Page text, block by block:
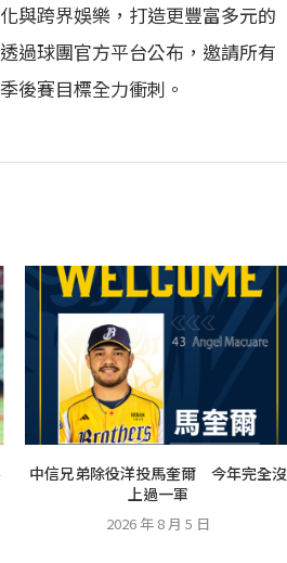
與跨界娛樂，打造更豐富多元的
過球團官方平台公布，邀請所有
後賽目標全力衝刺。
中信兄弟除役洋投馬奎爾 今年完全沒
上過一軍
2026 年 8 月 5 日